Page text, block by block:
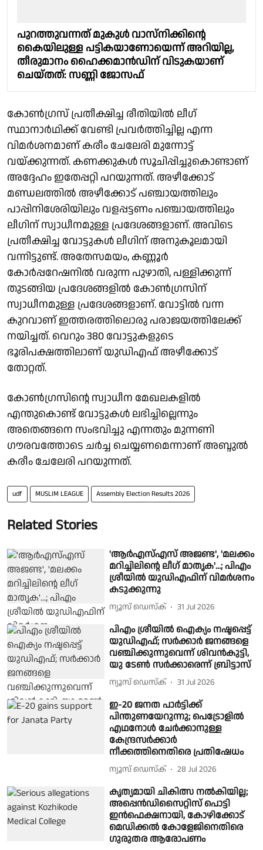
പുറത്തുവന്നത് മുകുള്‍ വാസ്‌നിക്കിന്റെ
കൈയിലുള്ള പട്ടികയാണോയെന്ന് അറിയില്ല,
തീരുമാനം ഹൈക്കമാൻഡിന് വിടുകയാണ്
ചെയ്തത്: സണ്ണി ജോസഫ്
കോൺഗ്രസ് പ്രതീക്ഷിച്ച രീതിയിൽ ലീഗ്
സ്ഥാനാർഥിക്ക് വേണ്ടി പ്രവർത്തിച്ചില്ല എന്ന
വിമർശനമാണ് കരീം ചേലേരി മുന്നോട്ട്
വയ്ക്കുന്നത്. കണക്കുകൾ സൂചിപ്പിച്ചുകൊണ്ടാണ്
അദ്ദേഹം ഇതേപ്പറ്റി പറയുന്നത്. അഴീക്കോട്
മണ്ഡലത്തിൽ അഴീക്കോട് പഞ്ചായത്തിലും
പാപ്പിനിശേരിയിലും വളപ്പട്ടണം പഞ്ചായത്തിലും
ലീഗിന് സ്വാധീനമുള്ള പ്രദേശങ്ങളാണ്. അവിടെ
പ്രതീക്ഷിച്ച വോട്ടുകൾ ലീഗിന് അനുകൂലമായി
വന്നിട്ടുണ്ട്. അതേസമയം, കണ്ണൂർ
കോർപ്പറേഷനിൽ വരുന്ന പുഴാതി, പള്ളിക്കുന്ന്
തുടങ്ങിയ പ്രദേശങ്ങളിൽ കോൺഗ്രസിന്
സ്വാധീനമുള്ള പ്രദേശങ്ങളാണ്. വോട്ടിൽ വന്ന
കുറവാണ് ഇത്തരത്തിലൊരു പരാജയത്തിലേക്ക്
നയിച്ചത്. വെറും 380 വോട്ടുകളുടെ
ഭൂരിപക്ഷത്തിലാണ് യുഡിഎഫ് അഴീക്കോട്
തോറ്റത്.
കോൺഗ്രസിൻ്റെ സ്വാധീന മേഖലകളിൽ
എന്തുകൊണ്ട് വോട്ടുകൾ ലഭിച്ചില്ലെന്നും
അതെങ്ങനെ സംഭവിച്ചു എന്നതും മുന്നണി
ഗൗരവത്തോടെ ചർച്ച ചെയ്യണമെന്നാണ് അബ്ദുൽ
കരീം ചേലേരി പറയുന്നത്.
udf MUSLIM LEAGUE Assembly Election Results 2026
Related Stories
'ആര്‍എസ്എസ് അജണ്ട', 'മലക്കം
മറിച്ചിലിന്റെ ലീഗ് മാതൃക'...; പിഎം
ശ്രീയില്‍ യുഡിഎഫിന് വിമര്‍ശനം
കടുക്കുന്നു
ന്യൂസ് ഡെസ്ക് 31 Jul 2026
പിഎം ശ്രീയില്‍ ഐക്യം നഷ്ടപ്പെട്ട്
യുഡിഎഫ്; സര്‍ക്കാര്‍ ജനങ്ങളെ
വഞ്ചിക്കുന്നുവെന്ന് ശിവന്‍കുട്ടി,
യു ടേണ്‍ സര്‍ക്കാരെന്ന് ബ്രിട്ടാസ്
ന്യൂസ് ഡെസ്ക് 31 Jul 2026
ഇ-20 ജനത പാർട്ടിക്ക്
പിന്തുണയേറുന്നു; പെട്രോളിൽ
എഥനോൾ ചേർക്കാനുള്ള
കേന്ദ്രസർക്കാർ
നീക്കത്തിനെതിരെ പ്രതിഷേധം
ന്യൂസ് ഡെസ്ക് 28 Jul 2026
കൃത്യമായി ചികിത്സ നൽകിയില്ല;
അപ്പെൻഡിസൈറ്റിസ് പൊട്ടി
ഇൻഫെക്ഷനായി, കോഴിക്കോട്
മെഡിക്കൽ കോളേജിനെതിരെ
ഗുരുതര ആരോപണം